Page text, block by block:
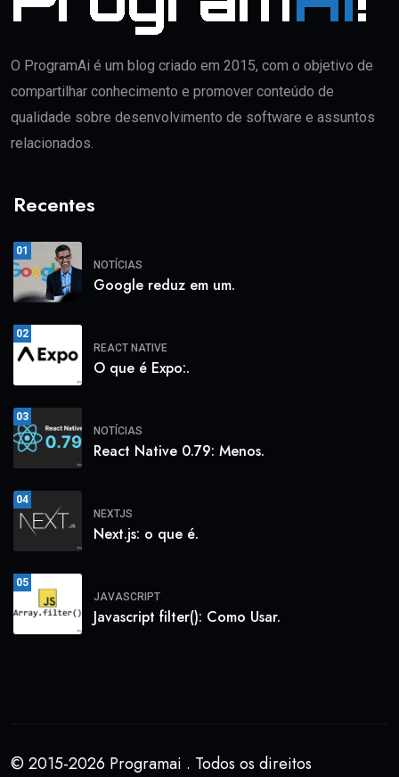
O ProgramAi é um blog criado em 2015, com o objetivo de
compartilhar conhecimento e promover conteúdo de
qualidade sobre desenvolvimento de software e assuntos
relacionados.
Recentes
01
NOTÍCIAS
Google reduz em um.
02
REACT NATIVE
O que é Expo:.
03
NOTÍCIAS
React Native 0.79: Menos.
04
NEXTJS
Next.js: o que é.
05
JAVASCRIPT
Javascript filter(): Como Usar.
© 2015-2026 Programai . Todos os direitos